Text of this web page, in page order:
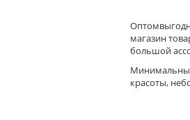
магазин
большой
красоты,